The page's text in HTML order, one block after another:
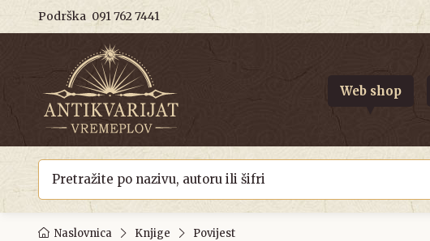
Podrška 091 762 7441
Web shop
Naslovnica Knjige Povijest